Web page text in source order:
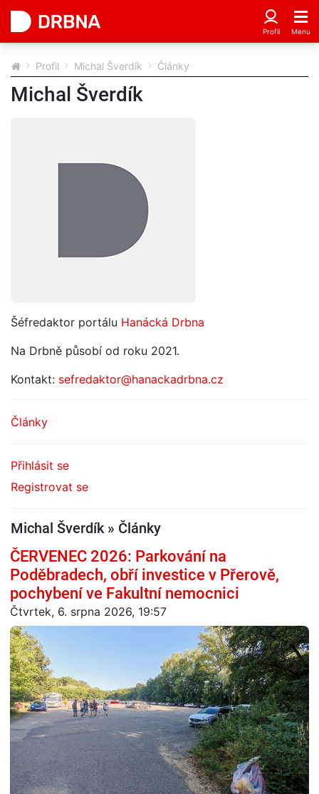
Profil Michal Šverdík Články
Michal Šverdík
Šéfredaktor portálu Hanácká Drbna
Na Drbně působí od roku 2021.
Kontakt: sefredaktor@hanackadrbna.cz
Články
Přihlásit se
Registrovat se
Michal Šverdík » Články
ČERVENEC 2026: Parkování na
Poděbradech, obří investice v Přerově,
pochybení ve Fakultní nemocnici
Čtvrtek, 6. srpna 2026, 19:57